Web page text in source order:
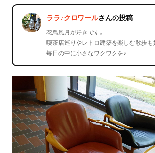
ララ♪クロワールさんの投稿
花鳥風月が好きです。
喫茶店巡りやレトロ建築を楽しむ散歩も
毎日の中に小さなワクワクを♪